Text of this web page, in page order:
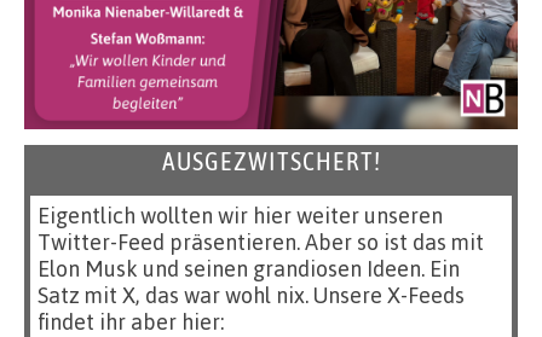
AUSGEZWITSCHERT!
Eigentlich wollten wir hier weiter unseren
Twitter-Feed präsentieren. Aber so ist das mit
Elon Musk und seinen grandiosen Ideen. Ein
Satz mit X, das war wohl nix. Unsere X-Feeds
findet ihr aber hier: